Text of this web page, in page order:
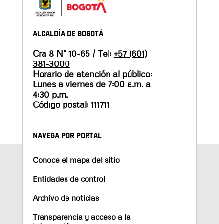
ALCALDÍA DE BOGOTÁ
Cra 8 N° 10-65 / Tel: +57 (601)
381-3000
Horario de atención al público:
Lunes a viernes de 7:00 a.m. a
4:30 p.m.
Código postal: 111711
NAVEGA POR PORTAL
Conoce el mapa del sitio
Entidades de control
Archivo de noticias
Transparencia y acceso a la